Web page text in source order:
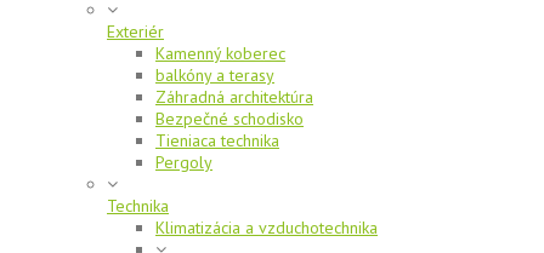
Exteriér
Kamenný koberec
balkóny a terasy
Záhradná architektúra
Bezpečné schodisko
Tieniaca technika
Pergoly
Technika
Klimatizácia a vzduchotechnika